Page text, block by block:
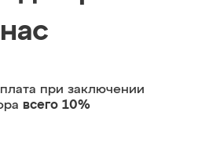
при заключении
всего 10%